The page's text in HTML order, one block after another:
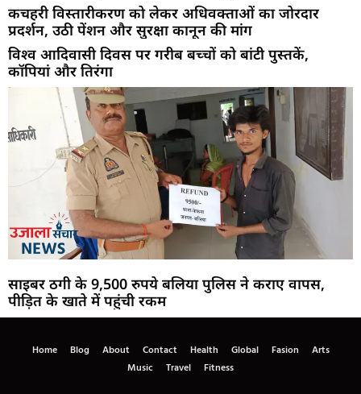
कचहरी विस्तारीकरण को लेकर अधिवक्ताओं का जोरदार
प्रदर्शन, उठी पेंशन और सुरक्षा कानून की मांग
विश्व आदिवासी दिवस पर गरीब बच्चों को बांटी पुस्तकें,
कॉपियां और तिरंगा
साइबर ठगी के 9,500 रुपये बलिया पुलिस ने कराए वापस,
पीड़ित के खाते में पहुंची रकम
Home Blog About Contact Health Global Fasion
Arts
Music
Travel Fitness